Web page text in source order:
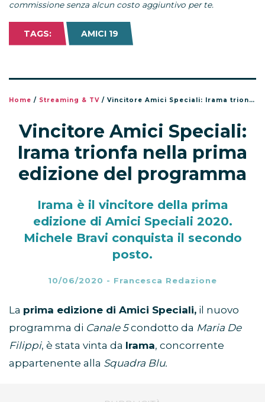
commissione senza alcun costo aggiuntivo per te.
TAGS: AMICI 19
Home / Streaming & TV / Vincitore Amici Speciali: Irama trionfa nella prima edizione del programma
Vincitore Amici Speciali:
Irama trionfa nella prima
edizione del programma
Irama è il vincitore della prima
edizione di Amici Speciali 2020.
Michele Bravi conquista il secondo
posto.
10/06/2020 - Francesca Redazione
La prima edizione di Amici Speciali, il nuovo
programma di Canale 5condotto da Maria De
Filippi, è stata vinta da Irama, concorrente
appartenente alla Squadra Blu.